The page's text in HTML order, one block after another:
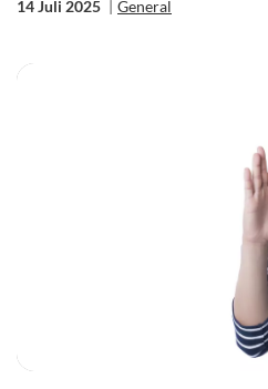
14 Juli 2025 | General